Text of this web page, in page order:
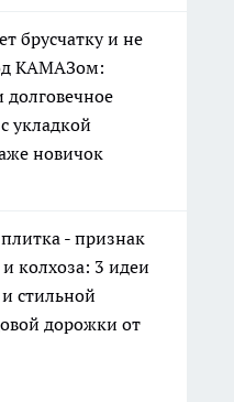
брусчатку и не
КАМАЗом:
долговечное
укладкой
новичок
- признак
колхоза: 3 идеи
стильной
дорожки от